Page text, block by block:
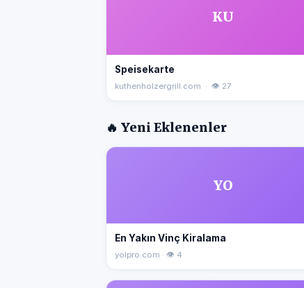
KU
Speisekarte
kuthenholzergrill.com · 👁 27
🔥 Yeni Eklenenler
YO
En Yakın Vinç Kiralama
yolpro.com · 👁 4